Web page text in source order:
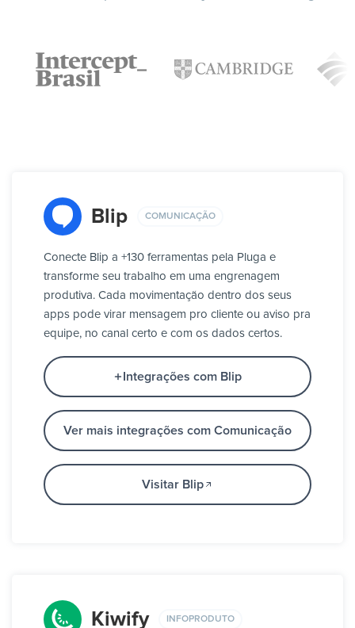
Blip COMUNICAÇÃO
Conecte Blip a +130 ferramentas pela Pluga e
transforme seu trabalho em uma engrenagem
produtiva. Cada movimentação dentro dos seus
apps pode virar mensagem pro cliente ou aviso pra
equipe, no canal certo e com os dados certos.
Integrações com Blip
Ver mais integrações com Comunicação
Visitar Blip
Kiwify INFOPRODUTO